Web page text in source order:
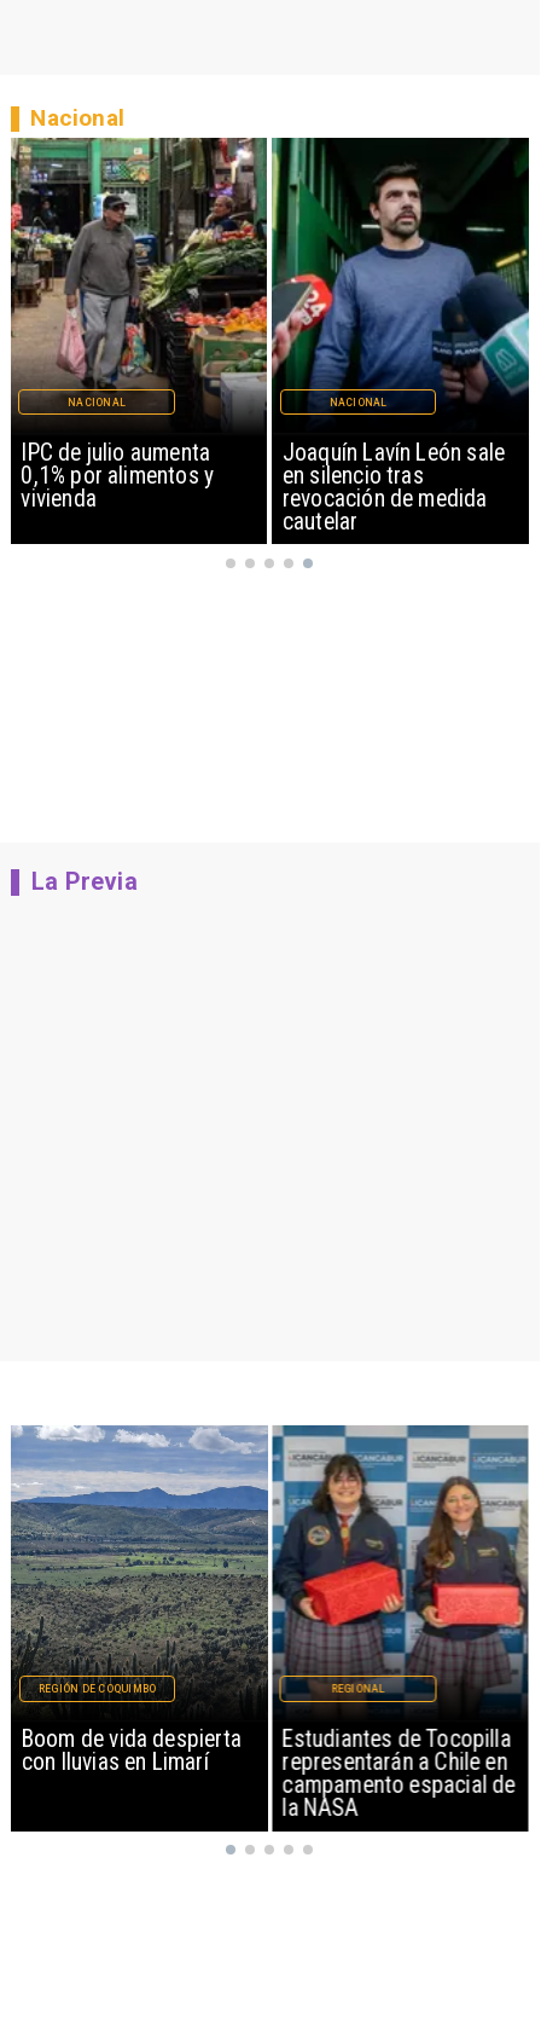
IPC de julio aumenta
0,1% por alimentos y
vivienda
NACIONAL
Joaquín Lavín León sale
en silencio tras
revocación de medida
cautelar
NACIONAL
Nacional
La Previa
Boom de vida despierta
con lluvias en Limarí
REGIÓN DE COQUIMBO
Estudiantes de Tocopilla
representarán a Chile en
campamento espacial de
la NASA
REGIONAL